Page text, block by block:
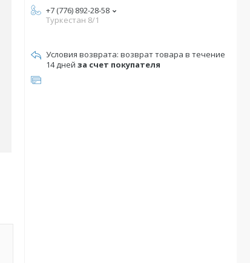
+7 (776) 892-28-58
Туркестан 8/1
возврат товара в течение
14 дней за счет покупателя